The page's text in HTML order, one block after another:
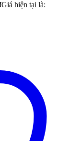
Giá hiện tại là: